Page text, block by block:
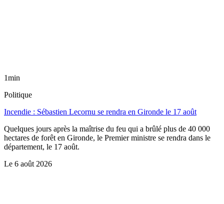
1min
Politique
Incendie : Sébastien Lecornu se rendra en Gironde le 17 août
Quelques jours après la maîtrise du feu qui a brûlé plus de 40 000
hectares de forêt en Gironde, le Premier ministre se rendra dans le
département, le 17 août.
Le 6 août 2026